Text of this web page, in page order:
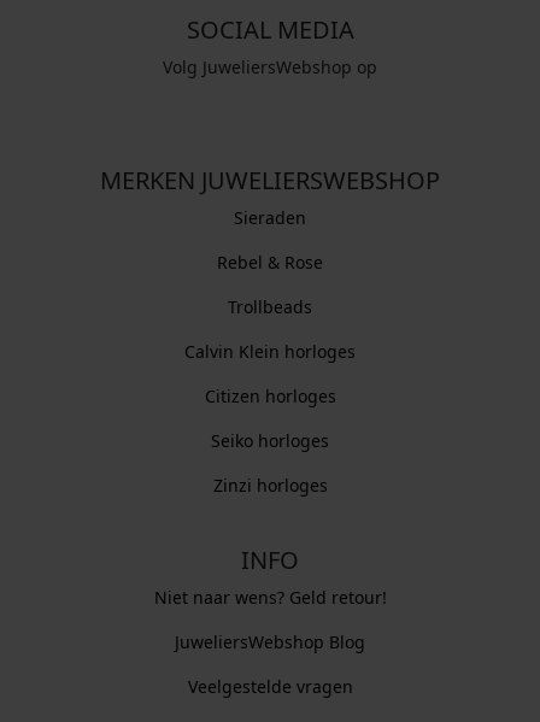
SOCIAL MEDIA
Volg JuweliersWebshop op
MERKEN JUWELIERSWEBSHOP
Sieraden
Rebel & Rose
Trollbeads
Calvin Klein horloges
Citizen horloges
Seiko horloges
Zinzi horloges
INFO
Niet naar wens? Geld retour!
JuweliersWebshop Blog
Veelgestelde vragen